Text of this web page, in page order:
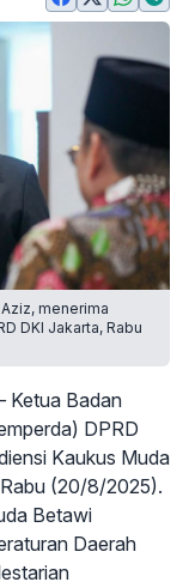
menerima
DKI Jakarta, Rabu
Ketua Badan
DPRD
Kaukus Muda
(20/8/2025).
Betawi
Daerah